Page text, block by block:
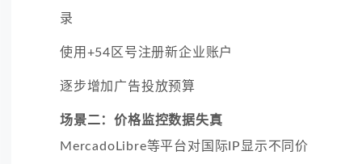
录
使用+54区号注册新企业账户
逐步增加广告投放预算
场景二：价格监控数据失真
MercadoLibre等平台对国际IP显示不同价